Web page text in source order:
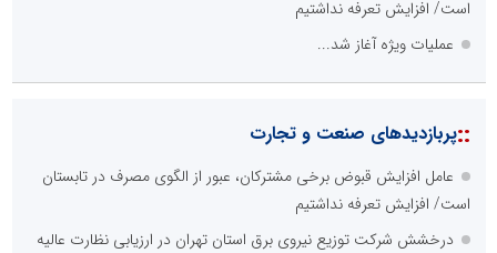
است/ افزایش تعرفه نداشتیم
عملیات ویژه آغاز شد...
::پربازدیدهای صنعت و تجارت
عامل افزایش قبوض برخی مشترکان، عبور از الگوی مصرف در تابستان
است/ افزایش تعرفه نداشتیم
درخشش شرکت توزیع نیروی برق استان تهران در ارزیابی نظارت عالیه